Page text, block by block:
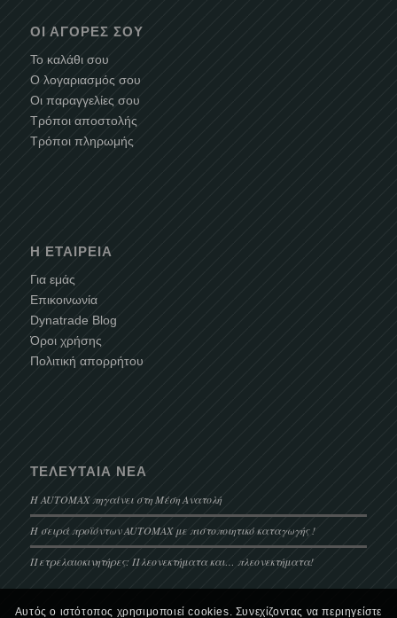
ΟΙ ΑΓΟΡΈΣ ΣΟΥ
Το καλάθι σου
Ο λογαριασμός σου
Οι παραγγελίες σου
Τρόποι αποστολής
Τρόποι πληρωμής
Η ΕΤΑΙΡΕΊΑ
Για εμάς
Επικοινωνία
Dynatrade Blog
Όροι χρήσης
Πολιτική απορρήτου
ΤΕΛΕΥΤΑΊΑ ΝΈΑ
Η AUTOMAX πηγαίνει στη Μέση Ανατολή
Η σειρά προϊόντων AUTOMAX με πιστοποιητικό καταγωγής !
Πετρελαιοκινητήρες: Πλεονεκτήματα και… πλεονεκτήματα!
Αυτός ο ιστότοπος χρησιμοποιεί cookies. Συνεχίζοντας να περιηγείστε